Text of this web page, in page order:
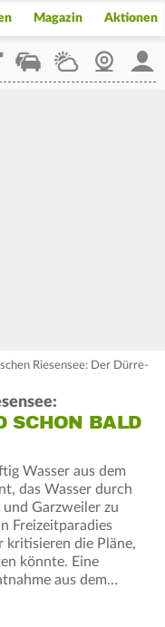
Magazin Aktionen
StaupilotWetterWebcam
Riesensee: Der Dürre-
SCHON BALD
Wasser aus dem
das Wasser durch
und Garzweiler zu
Freizeitparadies
die Pläne,
könnte. Eine
aus dem…